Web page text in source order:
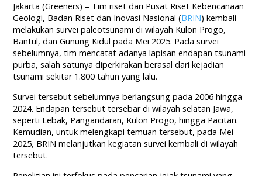
Jakarta (Greeners) – Tim riset dari Pusat Riset Kebencanaan
Geologi, Badan Riset dan Inovasi Nasional (BRIN) kembali
melakukan survei paleotsunami di wilayah Kulon Progo,
Bantul, dan Gunung Kidul pada Mei 2025. Pada survei
sebelumnya, tim mencatat adanya lapisan endapan tsunami
purba, salah satunya diperkirakan berasal dari kejadian
tsunami sekitar 1.800 tahun yang lalu.
Survei tersebut sebelumnya berlangsung pada 2006 hingga
2024. Endapan tersebut tersebar di wilayah selatan Jawa,
seperti Lebak, Pangandaran, Kulon Progo, hingga Pacitan.
Kemudian, untuk melengkapi temuan tersebut, pada Mei
2025, BRIN melanjutkan kegiatan survei kembali di wilayah
tersebut.